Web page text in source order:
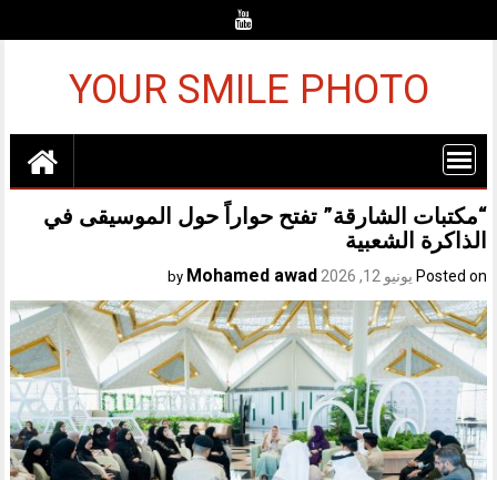
YOUR SMILE PHOTO
“مكتبات الشارقة” تفتح حواراً حول الموسيقى في
الذاكرة الشعبية
Posted on يونيو 12, 2026 Mohamed awad